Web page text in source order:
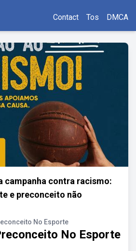
Contact Tos DMCA
campanha contra racismo:
e preconceito não
No Esporte
No Esporte